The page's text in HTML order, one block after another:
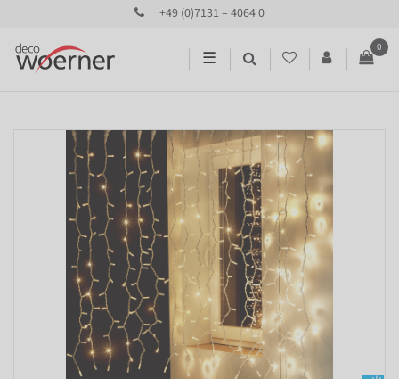
+49 (0)7131 – 4064 0
☰
0